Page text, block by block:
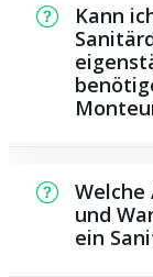
der
anderem
Kann ich die
Welche Arten
und
ein